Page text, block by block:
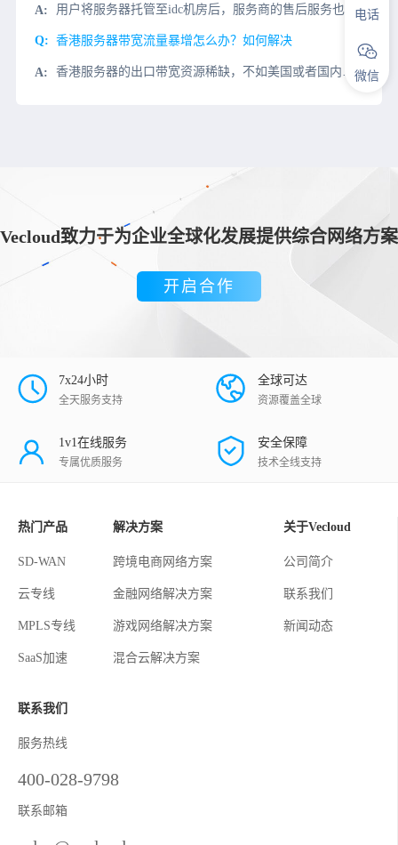
用户将服务器托管至idc机房后，服务商的售后服务也是重中之重，售后服务跟不上，一旦影响到用户业务正常运行，造成的后果将不堪设想。不过一般成熟的公司都有idc机房托管服务方案，下面微云网络小编就以咱们自
香港服务器带宽流量暴增怎么办？如何解决
香港服务器的出口带宽资源稀缺，不如美国或者国内带宽资源充足，因此当遇上流量大的情况可能会出现服务器负载过大，网站载入时间变长。那么，租用香港服务器作为网站服务器时，出现压力
Vecloud致力于为企业全球化发展提供综合网络方案
开启合作
7x24小时
全天服务支持
全球可达
资源覆盖全球
1v1在线服务
专属优质服务
安全保障
技术全线支持
热门产品
SD-WAN
云专线
MPLS专线
SaaS加速
解决方案
跨境电商网络方案
金融网络解决方案
游戏网络解决方案
混合云解决方案
关于Vecloud
公司简介
联系我们
新闻动态
联系我们
服务热线
400-028-9798
联系邮箱
电话
微信